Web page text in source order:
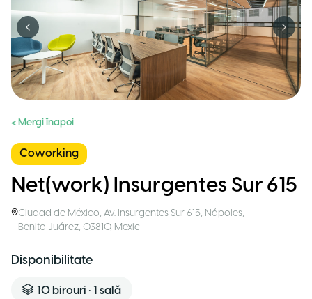
Previous slide Next
< Mergi înapoi
Coworking
Net(work) Insurgentes Sur 615
Ciudad de México, Av. Insurgentes Sur 615, Nápoles,
Benito Juárez, 03810, Mexic
Disponibilitate
10 birouri • 1 sală